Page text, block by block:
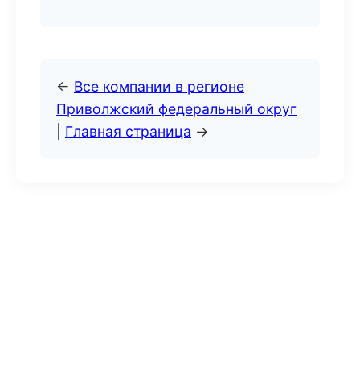
← Все компании в регионе
Приволжский федеральный округ
Главная страница →